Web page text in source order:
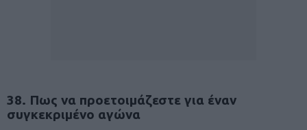
38. Πως να προετοιμάζεστε για έναν
συγκεκριμένο αγώνα